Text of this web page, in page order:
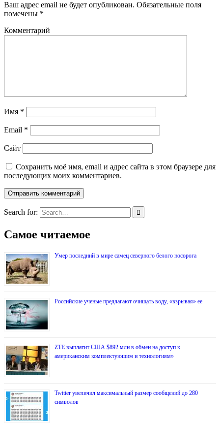
Ваш адрес email не будет опубликован. Обязательные поля
помечены *
Комментарий
Имя *
Email *
Сайт
Сохранить моё имя, email и адрес сайта в этом браузере для
последующих моих комментариев.
Search for:
Самое читаемое
Умер последний в мире самец северного белого носорога
Российские ученые предлагают очищать воду, «взрывая» ее
ZTE выплатит США $892 млн в обмен на доступ к
американским комплектующим и технологиям»
Twitter увеличил максимальный размер сообщений до 280
символов